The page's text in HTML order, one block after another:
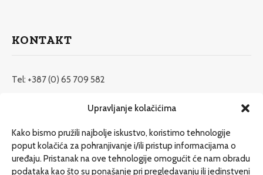
Upravljanje kolačićima
Kako bismo pružili najbolje iskustvo, koristimo tehnologije
poput kolačića za pohranjivanje i/ili pristup informacijama o
uređaju. Pristanak na ove tehnologije omogućit će nam obradu
podataka kao što su ponašanje pri pregledavanju ili jedinstveni
KONTAKT
Tel: +387 (0) 65 709 582
redakcija@etrafika.net
Dosije